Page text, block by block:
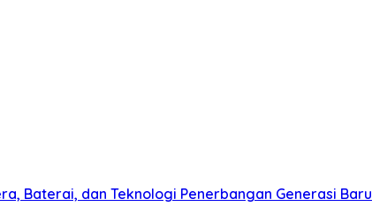
Baterai, dan Teknologi Penerbangan Generasi Baru